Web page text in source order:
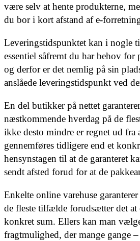
være selv at hente produkterne,
du bor i kort afstand af e-
Leveringstidspunktet kan i nogle
essentiel såfremt du har behov
og derfor er det nemlig på sin
anslåede leveringstidspunkt ved
En del butikker på nettet
næstkommende hverdag på de
ikke desto mindre er regnet ud fra
gennemføres tidligere end et
hensynstagen til at de garanteret
sendt afsted forud for at de
Enkelte online varehuse
de fleste tilfælde forudsætter det at
konkret sum. Ellers kan man
fragtmulighed, der mange gange